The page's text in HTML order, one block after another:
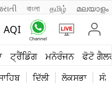
বাংলা தமிழ் മലയാളം
AQI
ਟ੍ਰੈਂਡਿੰਗ ਮਨੋਰੰਜਨ ਫੋਟੋ
ਦਿੱਲੀ ਲੋਕਸਭਾ